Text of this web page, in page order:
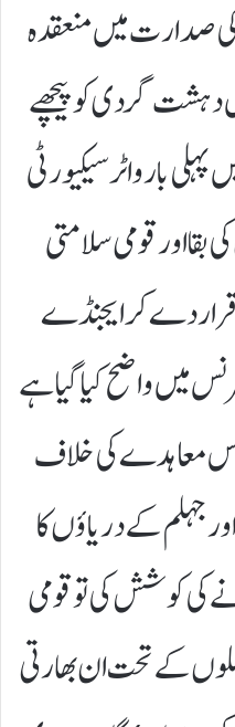
صدارت میں منعقدہ
دہشت گردی کو پیچھے
بار واٹر سیکیورٹی
بقا اور قومی سلامتی
دے کر ایجنڈے
میں واضح کیا گیا ہے
معاہدے کی خلاف
کے دریاؤں کا
کی کوشش کی تو قومی
کے تحت ان بھارتی